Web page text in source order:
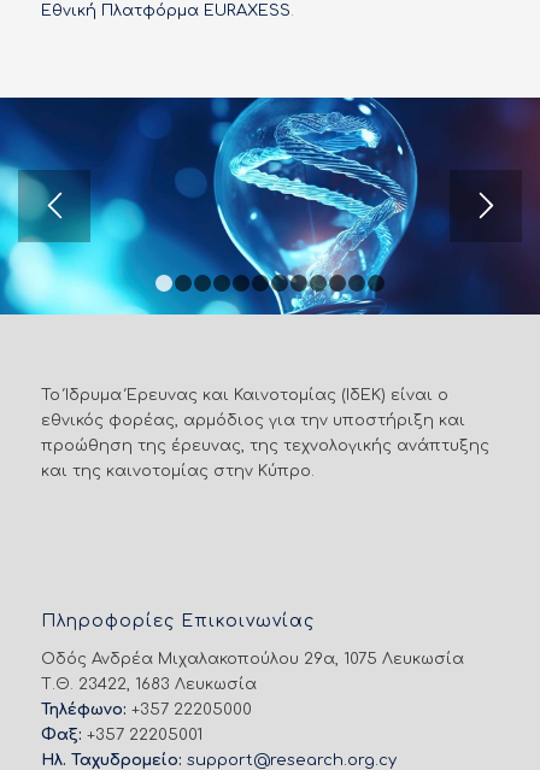
Εθνική Πλατφόρμα EURAXESS.
1 2 3 4 5 6
Το Ίδρυμα Έρευνας και Καινοτομίας (ΙδΕΚ) είναι ο
εθνικός φορέας, αρμόδιος για την υποστήριξη και
προώθηση της έρευνας, της τεχνολογικής ανάπτυξης
και της καινοτομίας στην Κύπρο.
Πληροφορίες Επικοινωνίας
Οδός Ανδρέα Μιχαλακοπούλου 29α, 1075 Λευκωσία
Τ.Θ. 23422, 1683 Λευκωσία
Τηλέφωνο: +357 22205000
Φαξ: +357 22205001
Ηλ. Ταχυδρομείο: support@research.org.cy